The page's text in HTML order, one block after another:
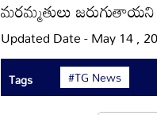
మరమ్మతులు
Updated Date - May 14 ,
Tags #TG News